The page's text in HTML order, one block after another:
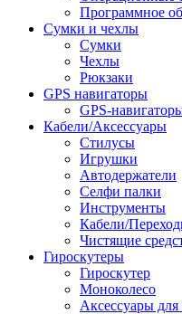
Программное
Сумки и чехлы
Сумки
Чехлы
Рюкзаки
GPS навигаторы
GPS-
Кабели/Аксессуары
Стилусы
Игрушки
Автодержатели
Селфи палки
Инструменты
Кабели/
Чистящие
Гироскутеры
Гироскутер
Моноколесо
Аксессуары для